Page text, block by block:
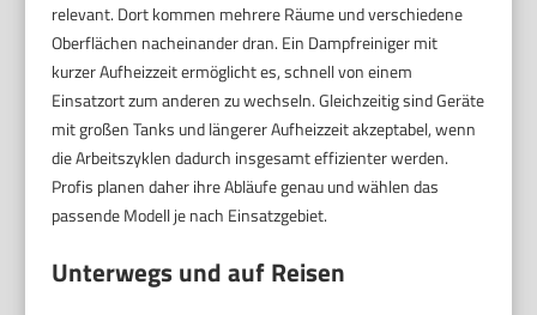
relevant. Dort kommen mehrere Räume und verschiedene
Oberflächen nacheinander dran. Ein Dampfreiniger mit
kurzer Aufheizzeit ermöglicht es, schnell von einem
Einsatzort zum anderen zu wechseln. Gleichzeitig sind Geräte
mit großen Tanks und längerer Aufheizzeit akzeptabel, wenn
die Arbeitszyklen dadurch insgesamt effizienter werden.
Profis planen daher ihre Abläufe genau und wählen das
passende Modell je nach Einsatzgebiet.
Unterwegs und auf Reisen